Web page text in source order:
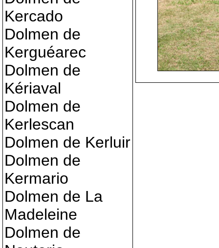
Kercado
Dolmen de
Kerguéarec
Dolmen de
Kériaval
Dolmen de
Kerlescan
Dolmen de Kerluir
Dolmen de
Kermario
Dolmen de La
Madeleine
Dolmen de